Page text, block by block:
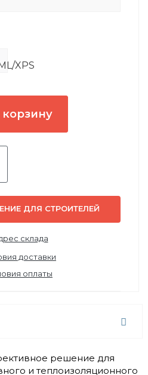
XPS
корзину
ДЛЯ СТРОИТЕЛЕЙ
склада
доставки
оплаты
решение для
и теплоизоляционного